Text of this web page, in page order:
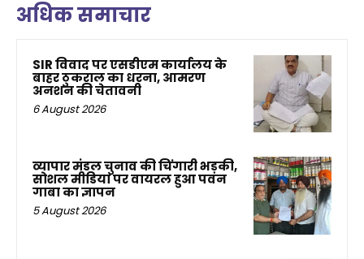
अधिक समाचार
SIR विवाद पर एसडीएम कार्यालय के
बाहर ठुकराल का धरना, आमरण
अनशन की चेतावनी
6 August 2026
व्यापार मंडल चुनाव की चिंगारी भड़की,
सोशल मीडिया पर वायरल हुआ पवन
गाबा का ज्ञापन
5 August 2026